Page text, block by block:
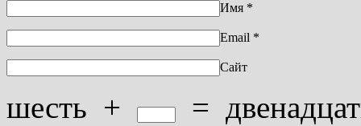
Имя *
Email *
Сайт
шесть + =